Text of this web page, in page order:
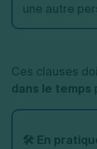
une autre
Ces clauses
dans le temps
🛠️ En